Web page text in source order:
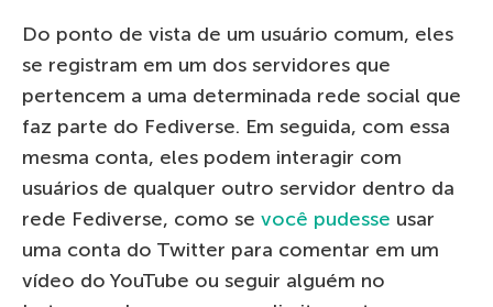
Do ponto de vista de um usuário comum, eles
se registram em um dos servidores que
pertencem a uma determinada rede social que
faz parte do Fediverse. Em seguida, com essa
mesma conta, eles podem interagir com
usuários de qualquer outro servidor dentro da
rede Fediverse, como se você pudesse usar
uma conta do Twitter para comentar em um
vídeo do YouTube ou seguir alguém no